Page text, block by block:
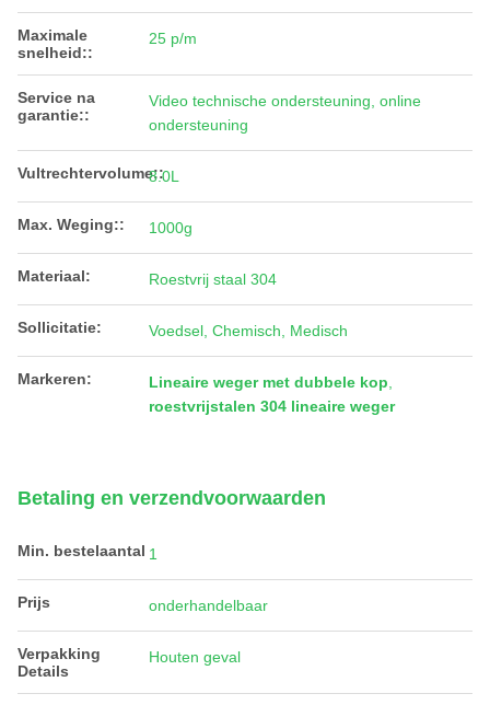
Maximale
snelheid::
25 p/m
Service na
garantie::
Video technische ondersteuning, online
ondersteuning
Vultrechtervolume::
8.0L
Max. Weging:: 1000g
Materiaal: Roestvrij staal 304
Sollicitatie: Voedsel, Chemisch, Medisch
Markeren: Lineaire weger met dubbele kop
roestvrijstalen 304 lineaire weger
Betaling en verzendvoorwaarden
Min. bestelaantal 1
Prijs onderhandelbaar
Verpakking
Details
Houten geval